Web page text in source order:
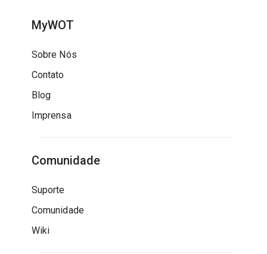
MyWOT
Sobre Nós
Contato
Blog
Imprensa
Comunidade
Suporte
Comunidade
Wiki